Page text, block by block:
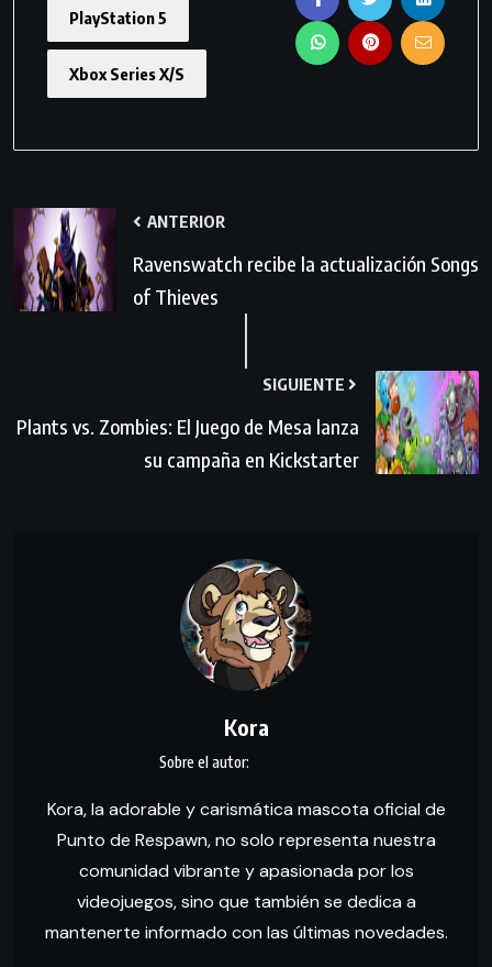
PlayStation 5
Xbox Series X/S
ANTERIOR
Ravenswatch recibe la actualización Songs
of Thieves
SIGUIENTE
Plants vs. Zombies: El Juego de Mesa lanza
su campaña en Kickstarter
Kora
Kora, la adorable y carismática mascota oficial de
Punto de Respawn, no solo representa nuestra
comunidad vibrante y apasionada por los
videojuegos, sino que también se dedica a
mantenerte informado con las últimas novedades.